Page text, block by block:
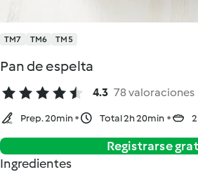
TM7 TM6 TM5
Pan de espelta
4.3 78 valoraciones
Prep. 20min Total 2h 20min
Registrarse
Ingredientes